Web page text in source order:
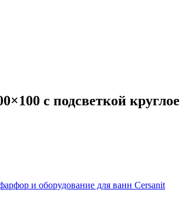
с подсветкой круглое
и оборудование для ванн Cersanit